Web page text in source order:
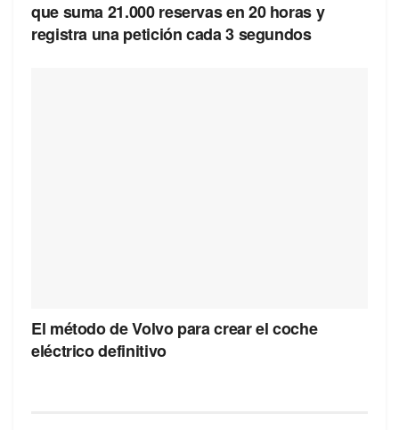
que suma 21.000 reservas en 20 horas y
registra una petición cada 3 segundos
El método de Volvo para crear el coche
eléctrico definitivo